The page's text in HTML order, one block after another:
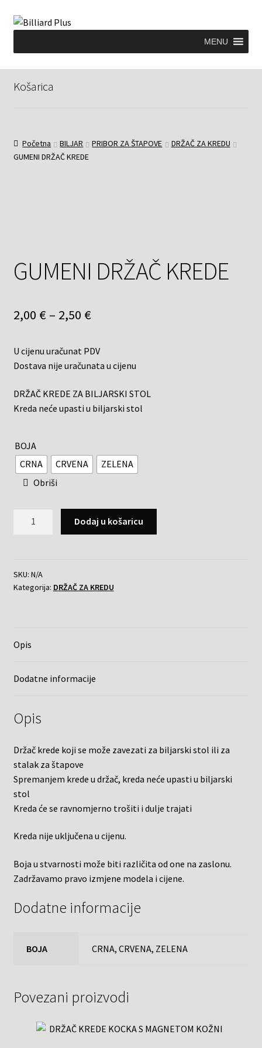
MENU
Košarica
Početna BILJAR PRIBOR ZA ŠTAPOVE
DRŽAČ ZA KREDU
GUMENI DRŽAČ KREDE
GUMENI DRŽAČ KREDE
2,00 € – 2,50 €
U cijenu uračunat PDV
Dostava nije uračunata u cijenu
DRŽAČ KREDE ZA BILJARSKI STOL
Kreda neće upasti u biljarski stol
BOJA
CRNA
CRVENA
ZELENA
Obriši
Dodaj u košaricu
SKU: N/A
Kategorija: DRŽAČ ZA KREDU
Opis
Dodatne informacije
Opis
Držač krede koji se može zavezati za biljarski stol ili za
stalak za štapove
Spremanjem krede u držač, kreda neće upasti u biljarski
stol
Kreda će se ravnomjerno trošiti i dulje trajati
Kreda nije uključena u cijenu.
Boja u stvarnosti može biti različita od one na zaslonu.
Zadržavamo pravo izmjene modela i cijene.
Dodatne informacije
BOJA CRNA, CRVENA, ZELENA
Povezani proizvodi